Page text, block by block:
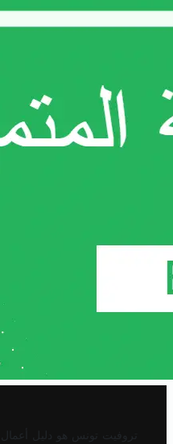
تروفيت تونس هو دليل